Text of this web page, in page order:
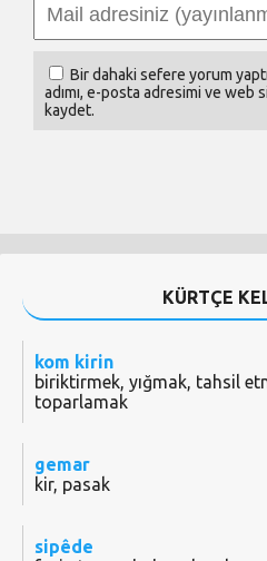
Bir dahaki sefere yorum
adımı, e-posta adresimi ve web
kaydet.
KÜRTÇE
kom kirin
biriktirmek, yığmak, tahsil
toparlamak
gemar
kir, pasak
sipêde